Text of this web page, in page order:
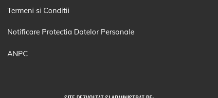
Termeni si Conditii
Notificare Protectia Datelor Personale
ANPC